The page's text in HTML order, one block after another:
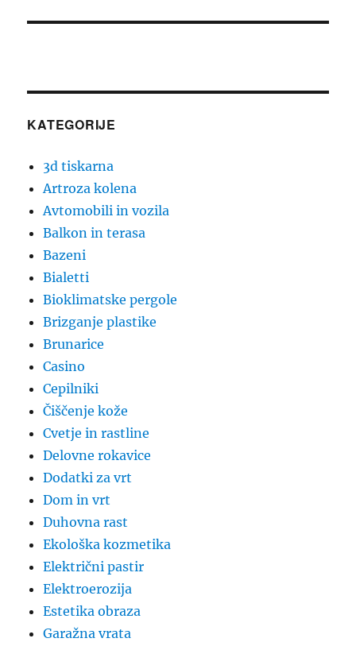
KATEGORIJE
3d tiskarna
Artroza kolena
Avtomobili in vozila
Balkon in terasa
Bazeni
Bialetti
Bioklimatske pergole
Brizganje plastike
Brunarice
Casino
Cepilniki
Čiščenje kože
Cvetje in rastline
Delovne rokavice
Dodatki za vrt
Dom in vrt
Duhovna rast
Ekološka kozmetika
Električni pastir
Elektroerozija
Estetika obraza
Garažna vrata